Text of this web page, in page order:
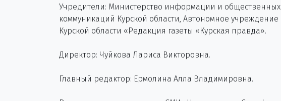
Учредители: Министерство информации и общественных
коммуникаций Курской области, Автономное учреждение
Курской области «Редакция газеты «Курская правда».
Директор: Чуйкова Лариса Викторовна.
Главный редактор: Ермолина Алла Владимировна.